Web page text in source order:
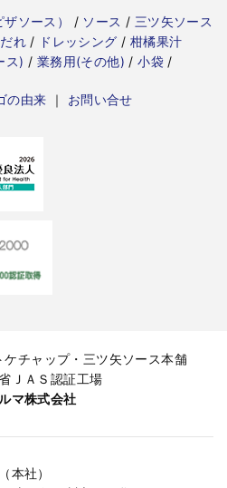
ソース） / ソース / 三ツ矢ソース
れ / ドレッシング / 柑橘果汁
ス) / 業務用(その他) /小袋 /
の由来 ｜ お問い合せ
チャップ・三ツ矢ソース本舗
ＪＡＳ認証工場
マ株式会社
（本社）